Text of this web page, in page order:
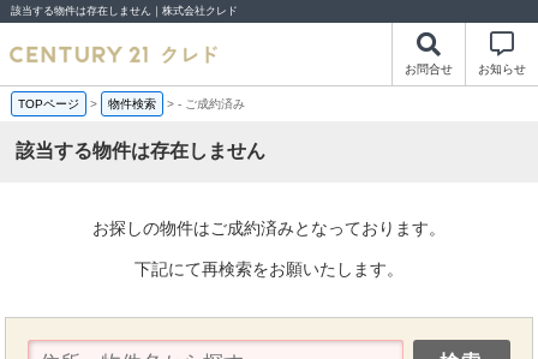
該当する物件は存在しません｜株式会社クレド
お問合せ お知らせ
TOPページ > 物件検索 >- ご成約済み
該当する物件は存在しません
お探しの物件はご成約済みとなっております。
下記にて再検索をお願いたします。